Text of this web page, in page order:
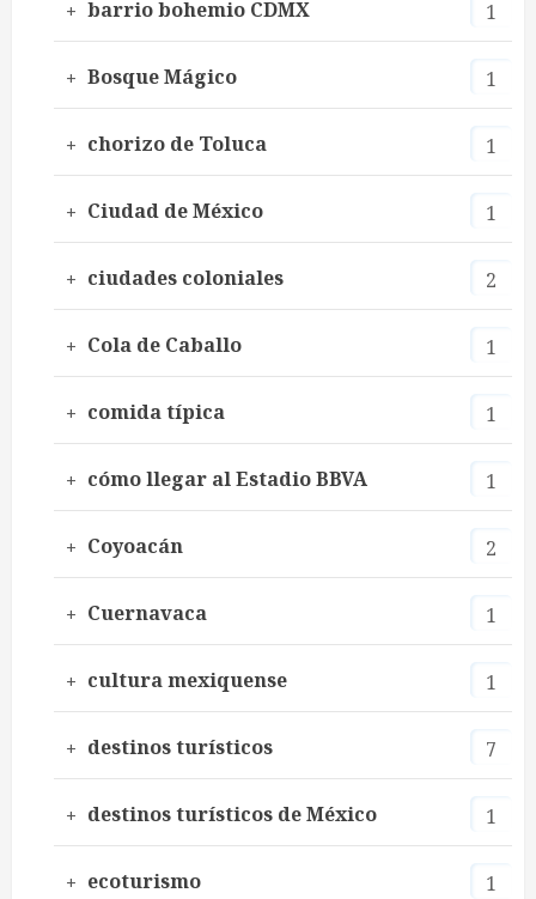
barrio bohemio CDMX 1
Bosque Mágico 1
chorizo de Toluca 1
Ciudad de México 1
ciudades coloniales 2
Cola de Caballo 1
comida típica 1
cómo llegar al Estadio BBVA 1
Coyoacán 2
Cuernavaca 1
cultura mexiquense 1
destinos turísticos 7
destinos turísticos de México 1
ecoturismo 1